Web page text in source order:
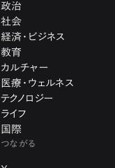
政治
社会
経済・ビジネス
教育
カルチャー
医療・ウェルネス
テクノロジー
ライフ
国際
つながる